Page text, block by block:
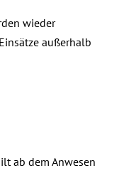
wieder
außerhalb
ab dem Anwesen